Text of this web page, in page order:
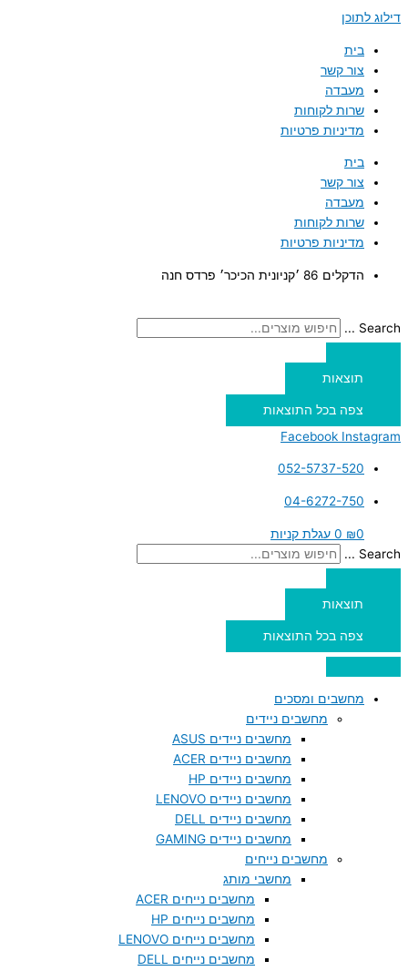
דילוג לתוכן
בית
צור קשר
מעבדה
שרות לקוחות
מדיניות פרטיות
בית
צור קשר
מעבדה
שרות לקוחות
מדיניות פרטיות
הדקלים 86 ׳קניונית הכיכר׳ פרדס חנה
Search ...
תוצאות
צפה בכל התוצאות
Facebook Instagram
052-5737-520
04-6272-750
₪0
0 עגלת קניות
Search ...
תוצאות
צפה בכל התוצאות
מחשבים ומסכים
מחשבים ניידים
מחשבים ניידים ASUS
מחשבים ניידים ACER
מחשבים ניידים HP
מחשבים ניידים LENOVO
מחשבים ניידים DELL
מחשבים ניידים GAMING
מחשבים נייחים
מחשבי מותג
מחשבים נייחים ACER
מחשבים נייחים HP
מחשבים נייחים LENOVO
מחשבים נייחים DELL